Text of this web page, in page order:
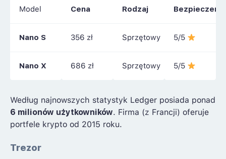
Model Cena Rodzaj
Nano S 356 zł Sprzętowy 5/5
Nano X 686 zł Sprzętowy 5/5
Według najnowszych statystyk Ledger posiada ponad
6 milionów użytkowników. Firma (z Francji) oferuje
portfele krypto od 2015 roku.
Trezor